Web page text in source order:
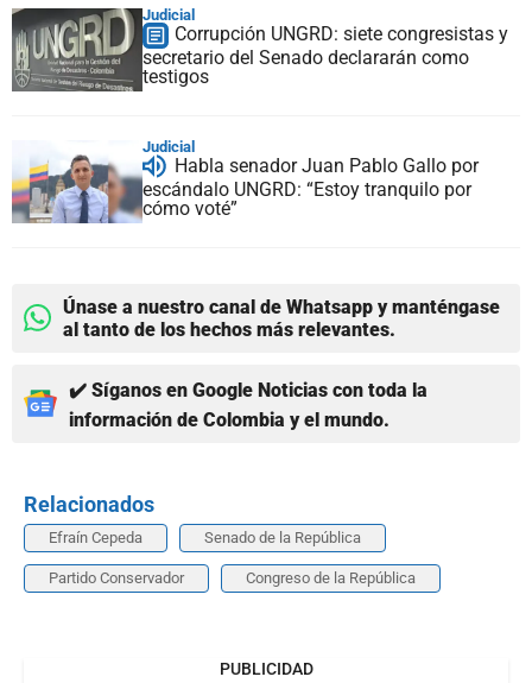
Judicial
Corrupción UNGRD: siete congresistas y
secretario del Senado declararán como
testigos
Judicial
Habla senador Juan Pablo Gallo por
escándalo UNGRD: “Estoy tranquilo por
cómo voté”
Únase a nuestro canal de Whatsapp y manténgase
al tanto de los hechos más relevantes.
✔️ Síganos en Google Noticias con toda la
información de Colombia y el mundo.
Relacionados
Efraín Cepeda Senado de la República
Partido Conservador Congreso de la República
PUBLICIDAD